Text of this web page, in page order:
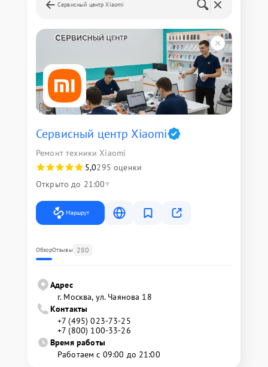
Сервисный центр Xiaomi
Сервисный центр Xiaomi
Ремонт техники Xiaomi
5,0295 оценки
Открыто до 21:00
Маршрут
ОбзорОтзывы 280
Адрес
г. Москва, ул. Чаянова 18
Контакты
+7 (495) 023-73-25
+7 (800) 100-33-26
Время работы
Работаем с 09:00 до 21:00